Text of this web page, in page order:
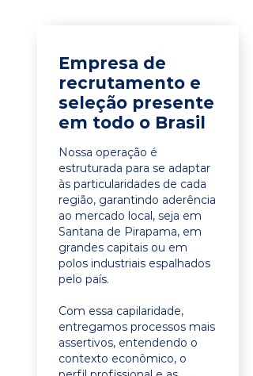
Empresa de
recrutamento e
seleção presente
em todo o Brasil
Nossa operação é
estruturada para se adaptar
às particularidades de cada
região, garantindo aderência
ao mercado local, seja em
Santana de Pirapama, em
grandes capitais ou em
polos industriais espalhados
pelo país.
Com essa capilaridade,
entregamos processos mais
assertivos, entendendo o
contexto econômico, o